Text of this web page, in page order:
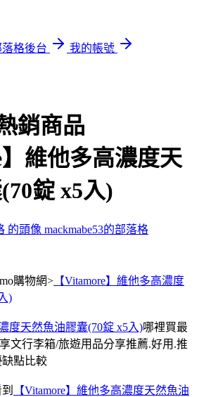
格後台
我的帳號
銷商品
】維他多高濃度天
錠 x5入)
mackmabe53的部落格
購物網> 【Vitamore】維他多高濃度
)
度天然魚油膠囊(70錠 x5入)哪裡買最
文行李箱/旅遊用品分享推薦.好用.推
點比較
【Vitamore】維他多高濃度天然魚油